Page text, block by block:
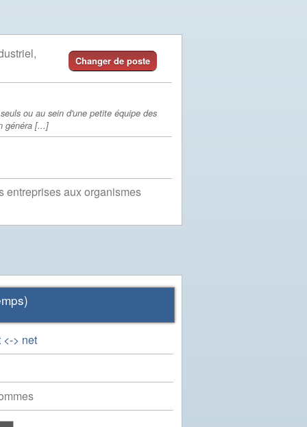
Changer de poste
ou au sein d'une petite équipe des
généra [...]
entreprises aux organismes
> net